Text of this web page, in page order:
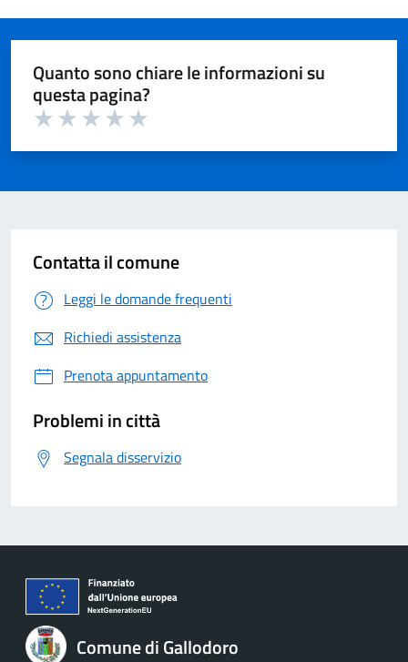
Quanto sono chiare le informazioni su
questa pagina?
Contatta il comune
Leggi le domande frequenti
Richiedi assistenza
Prenota appuntamento
Problemi in città
Segnala disservizio
Comune di Gallodoro